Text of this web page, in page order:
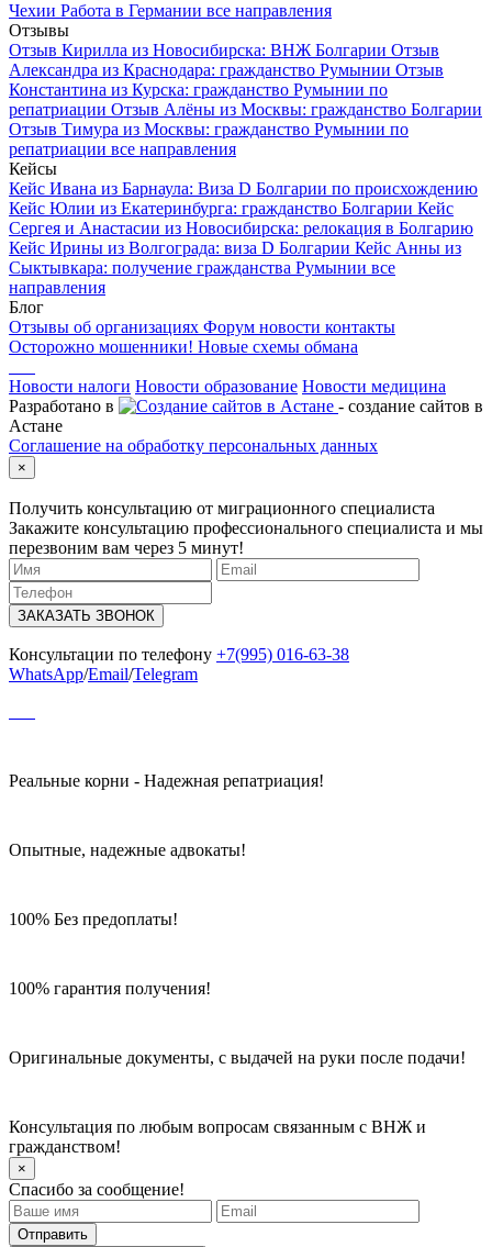
Чехии Работа в Германии все направления
Отзывы
Отзыв Кирилла из Новосибирска: ВНЖ Болгарии Отзыв
Александра из Краснодара: гражданство Румынии Отзыв
Константина из Курска: гражданство Румынии по
репатриации Отзыв Алёны из Москвы: гражданство Болгарии
Отзыв Тимура из Москвы: гражданство Румынии по
репатриации все направления
Кейсы
Кейс Ивана из Барнаула: Виза D Болгарии по происхождению
Кейс Юлии из Екатеринбурга: гражданство Болгарии Кейс
Сергея и Анастасии из Новосибирска: релокация в Болгарию
Кейс Ирины из Волгограда: виза D Болгарии Кейс Анны из
Сыктывкара: получение гражданства Румынии все
направления
Блог
Отзывы об организациях Форум новости контакты
Осторожно мошенники! Новые схемы обмана
Новости налоги Новости образование Новости медицина
Разработано в
- создание сайтов в
Астане
Соглашение на обработку персональных данных
×
Получить консультацию от миграционного специалиста
Закажите консультацию профессионального специалиста и мы
перезвоним вам через 5 минут!
ЗАКАЗАТЬ ЗВОНОК
Консультации по телефону +7(995) 016-63-38
WhatsApp/Email/Telegram
Реальные корни - Надежная репатриация!
Опытные, надежные адвокаты!
100% Без предоплаты!
100% гарантия получения!
Оригинальные документы, с выдачей на руки после подачи!
Консультация по любым вопросам связанным с ВНЖ и
гражданством!
×
Спасибо за сообщение!
Отправить